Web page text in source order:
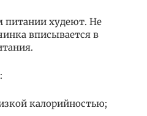
питании худеют. Не
вписывается в
калорийностью;